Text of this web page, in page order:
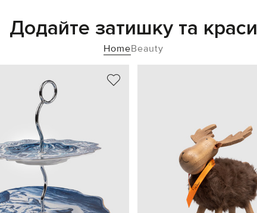
Додайте затишку та краси
HomeBeauty